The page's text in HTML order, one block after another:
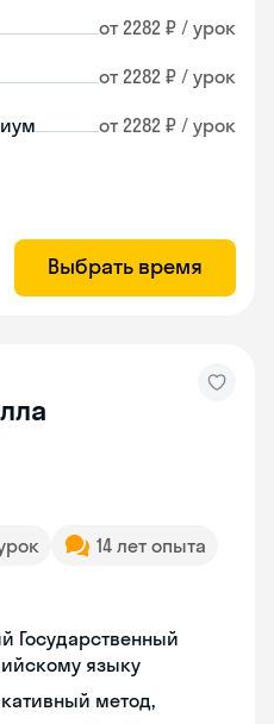
от 2282 ₽ / урок
от 2282 ₽ / урок
от 2282 ₽ / урок
Выбрать время
14 лет опыта
Государственный
языку
метод,